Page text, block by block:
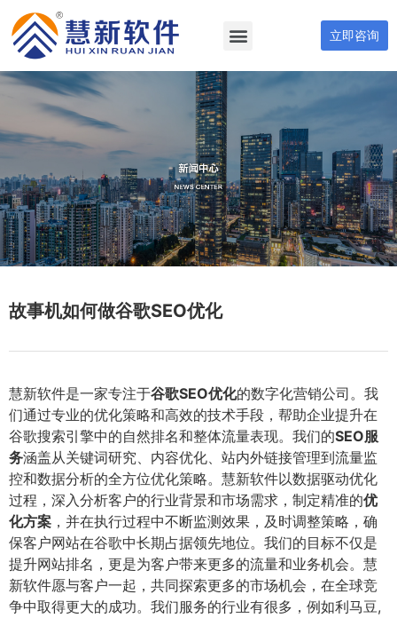
立即咨询
故事机如何做谷歌SEO优化
慧新软件是一家专注于谷歌SEO优化的数字化营销公司。我
们通过专业的优化策略和高效的技术手段，帮助企业提升在
谷歌搜索引擎中的自然排名和整体流量表现。我们的SEO服
务涵盖从关键词研究、内容优化、站内外链接管理到流量监
控和数据分析的全方位优化策略。慧新软件以数据驱动优化
过程，深入分析客户的行业背景和市场需求，制定精准的优
化方案 ，并在执行过程中不断监测效果，及时调整策略，确
保客户网站在谷歌中长期占据领先地位。我们的目标不仅是
提升网站排名，更是为客户带来更多的流量和业务机会。慧
新软件愿与客户一起，共同探索更多的市场机会，在全球竞
争中取得更大的成功。我们服务的行业有很多，例如利马豆,